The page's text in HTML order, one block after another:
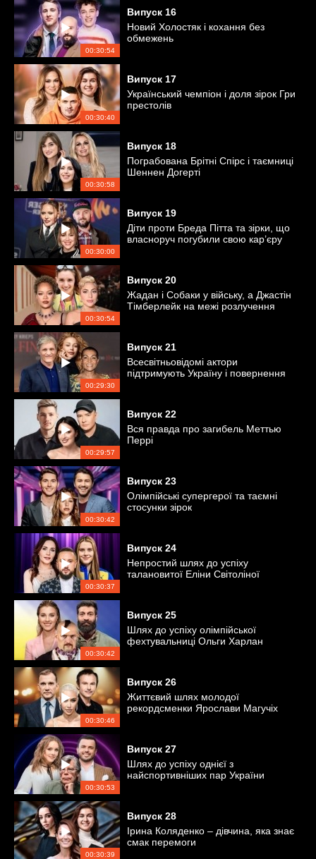
00:30:54
Випуск 16
Новий Холостяк і кохання без
обмежень
00:30:40
Випуск 17
Український чемпіон і доля зірок Гри
престолів
00:30:58
Випуск 18
Пограбована Брітні Спірс і таємниці
Шеннен Догерті
00:30:00
Випуск 19
Діти проти Бреда Пітта та зірки, що
власноруч погубили свою кар’єру
00:30:54
Випуск 20
Жадан і Собаки у війську, а Джастін
Тімберлейк на межі розлучення
00:29:30
Випуск 21
Всесвітньовідомі актори
підтримують Україну і повернення
00:29:57
Випуск 22
Вся правда про загибель Меттью
Перрі
00:30:42
Випуск 23
Олімпійські супергерої та таємні
стосунки зірок
00:30:37
Випуск 24
Непростий шлях до успіху
талановитої Еліни Світоліної
00:30:42
Випуск 25
Шлях до успіху олімпійської
фехтувальниці Ольги Харлан
00:30:46
Випуск 26
Життєвий шлях молодої
рекордсменки Ярослави Магучіх
00:30:53
Випуск 27
Шлях до успіху однієї з
найспортивніших пар України
00:30:39
Випуск 28
Ірина Коляденко – дівчина, яка знає
смак перемоги